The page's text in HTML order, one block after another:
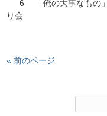
り会
« 前のページ
索: